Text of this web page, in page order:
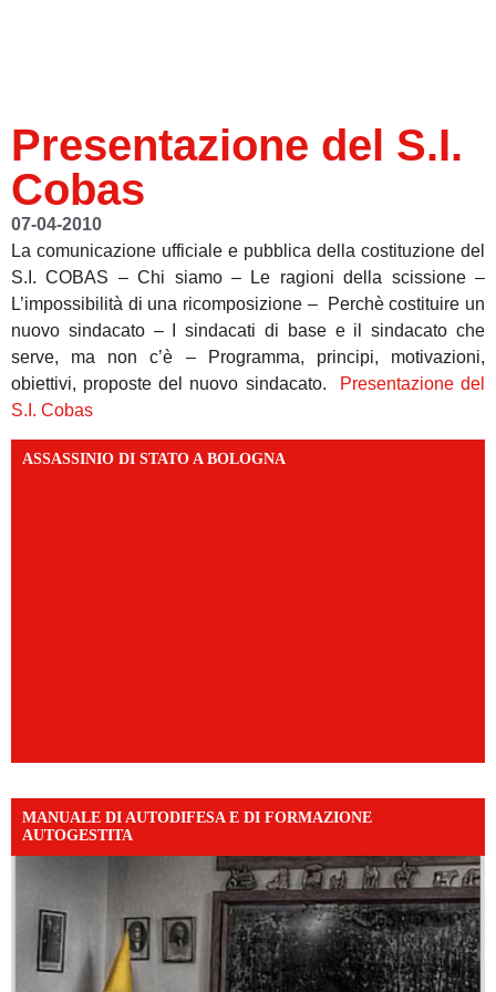
Presentazione del S.I.
Cobas
07-04-2010
La comunicazione ufficiale e pubblica della costituzione del
S.I. COBAS – Chi siamo – Le ragioni della scissione –
L’impossibilità di una ricomposizione – Perchè costituire un
nuovo sindacato – I sindacati di base e il sindacato che
serve, ma non c’è – Programma, principi, motivazioni,
obiettivi, proposte del nuovo sindacato.
Presentazione del
S.I. Cobas
ASSASSINIO DI STATO A BOLOGNA
MANUALE DI AUTODIFESA E DI FORMAZIONE
AUTOGESTITA